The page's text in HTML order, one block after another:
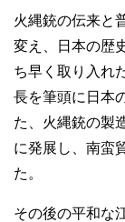
火縄銃の伝来と
変え、日本の歴
ち早く取り入れ
長を筆頭に日本
た、火縄銃の製
に発展し、南蛮
た。
その後の平和な